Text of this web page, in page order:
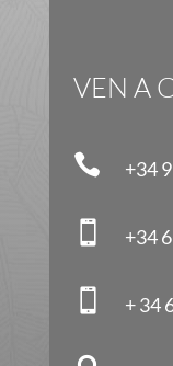
VEN A
 +34
 +34
 + 34